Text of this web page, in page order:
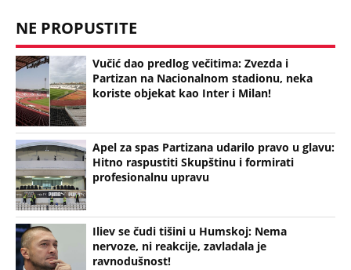
NE PROPUSTITE
Vučić dao predlog večitima: Zvezda i
Partizan na Nacionalnom stadionu, neka
koriste objekat kao Inter i Milan!
Apel za spas Partizana udarilo pravo u glavu:
Hitno raspustiti Skupštinu i formirati
profesionalnu upravu
Iliev se čudi tišini u Humskoj: Nema
nervoze, ni reakcije, zavladala je
ravnodušnost!